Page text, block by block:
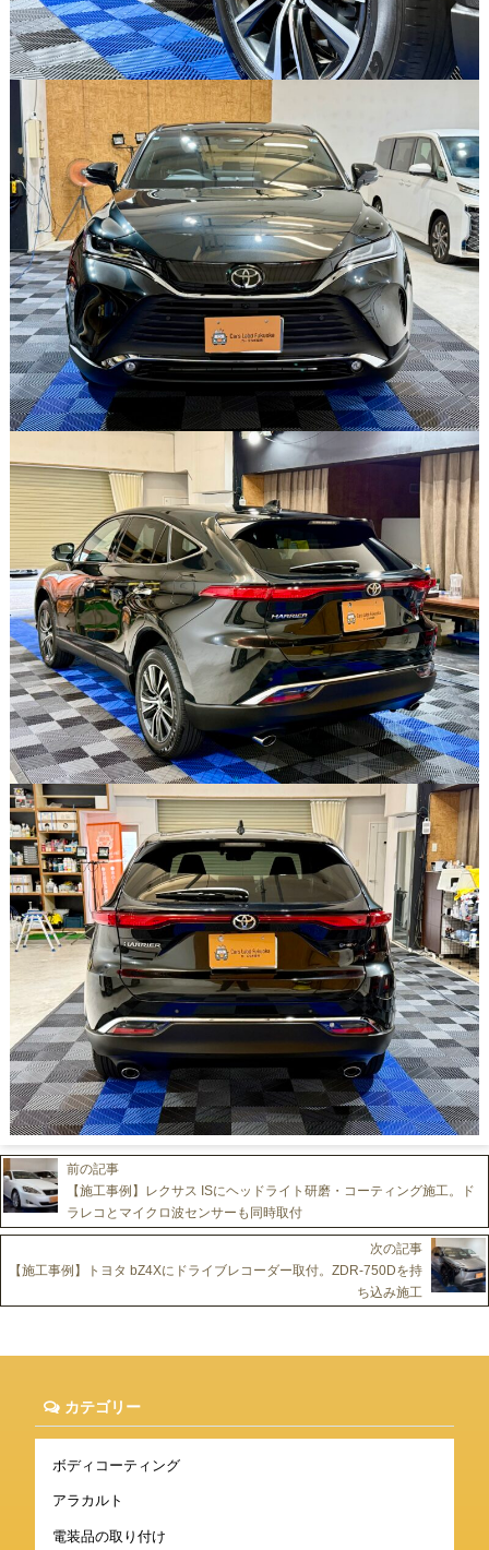
前の記事
【施工事例】レクサス ISにヘッドライト研磨・コーティング施工。ド
ラレコとマイクロ波センサーも同時取付
次の記事
【施工事例】トヨタ bZ4Xにドライブレコーダー取付。ZDR-750Dを持
ち込み施工
カテゴリー
ボディコーティング
アラカルト
電装品の取り付け